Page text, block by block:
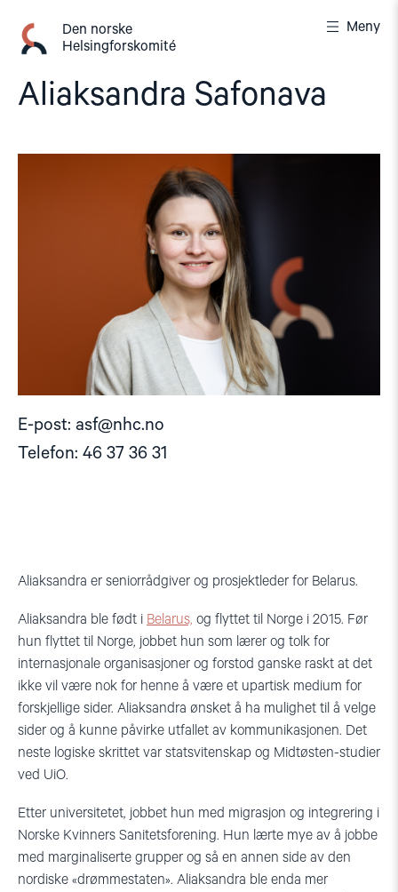
innhold
Den norske
Helsingforskomité
Meny
Aliaksandra Safonava
E-post: asf@nhc.no
Telefon: 46 37 36 31
Aliaksandra er seniorrådgiver og prosjektleder for Belarus.
Aliaksandra ble født i Belarus, og flyttet til Norge i 2015. Før
hun flyttet til Norge, jobbet hun som lærer og tolk for
internasjonale organisasjoner og forstod ganske raskt at det
ikke vil være nok for henne å være et upartisk medium for
forskjellige sider. Aliaksandra ønsket å ha mulighet til å velge
sider og å kunne påvirke utfallet av kommunikasjonen. Det
neste logiske skrittet var statsvitenskap og Midtøsten-studier
ved UiO.
Etter universitetet, jobbet hun med migrasjon og integrering i
Norske Kvinners Sanitetsforening. Hun lærte mye av å jobbe
med marginaliserte grupper og så en annen side av den
nordiske «drømmestaten». Aliaksandra ble enda mer